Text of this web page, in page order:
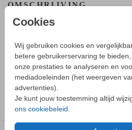
Cookies
Wij gebruiken cookies en
betere gebruikerservaring te
onze prestaties te analyseren en
mediadoeleinden (het weergeven
advertenties).
Je kunt jouw toestemming altijd
ons cookiebeleid
OMSCHRIJVING
details met zwart folie gedrukt. Je kunt
HOE WERKT HET?
- Maak in de editor een mooi ontwerp
- Sla deze op in je account en bestel
- Tijdens bestellen kun je kiezen uit
papiersoorten en envelopkleuren.
- Bij je 1e proefdruk ontvang je een
papiersoorten en envelopkleuren.
Toon meer
COLLECTIE
Geboortekaartjes folie dubbelzijdig